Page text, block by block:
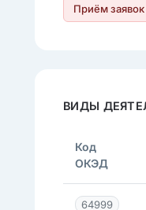
Приём
ВИДЫ
Код
ОКЭД
64999